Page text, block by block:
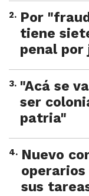
2. Por
tiene
penal por
3. "Acá se
ser
patria"
4. Nuevo
sus